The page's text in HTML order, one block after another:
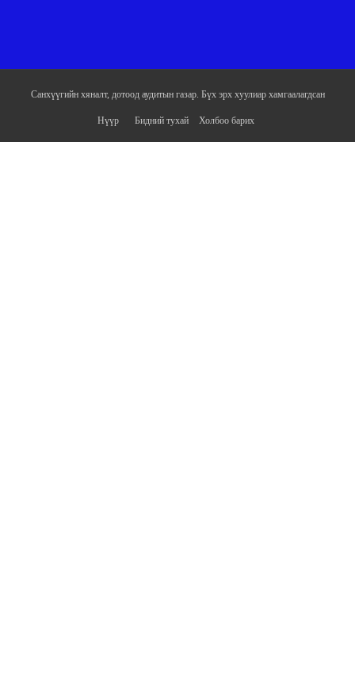
Санхүүгийн хяналт, дотоод аудитын газар. Бүх эрх хуулиар хамгаалагдсан
Нүүр Бидний тухай Холбоо барих